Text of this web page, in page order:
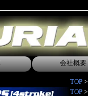
会社概要
TOP >
TOP >